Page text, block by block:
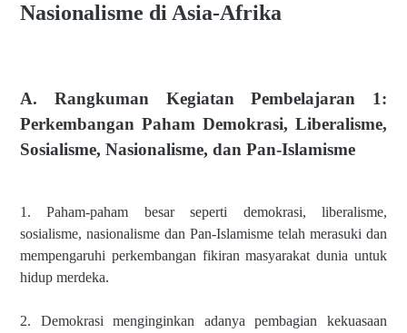
Nasionalisme di Asia-Afrika
A. Rangkuman KegiatanPembelajaran 1:
Perkembangan Paham Demokrasi, Liberalisme,
Sosialisme, Nasionalisme, dan Pan-Islamisme
1. Paham-paham besar seperti demokrasi, liberalisme,
sosialisme, nasionalisme dan Pan-Islamisme telah merasuki dan
mempengaruhi perkembangan fikiran masyarakat dunia untuk
hidup merdeka.
2. Demokrasi menginginkan adanya pembagian kekuasaan